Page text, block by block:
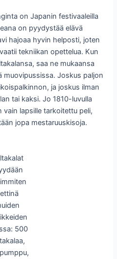
on Japanin festivaaleilla
on pyydystää elävä
hajoaa hyvin helposti, joten
tekniikan opettelua. Kun
saa ne mukaansa
muovipussissa. Joskus paljon
ja joskus ilman
tai kaksi. Jo 1810-luvulla
vain lapsille tarkoitettu peli,
jopa mestaruuskisoja.
500